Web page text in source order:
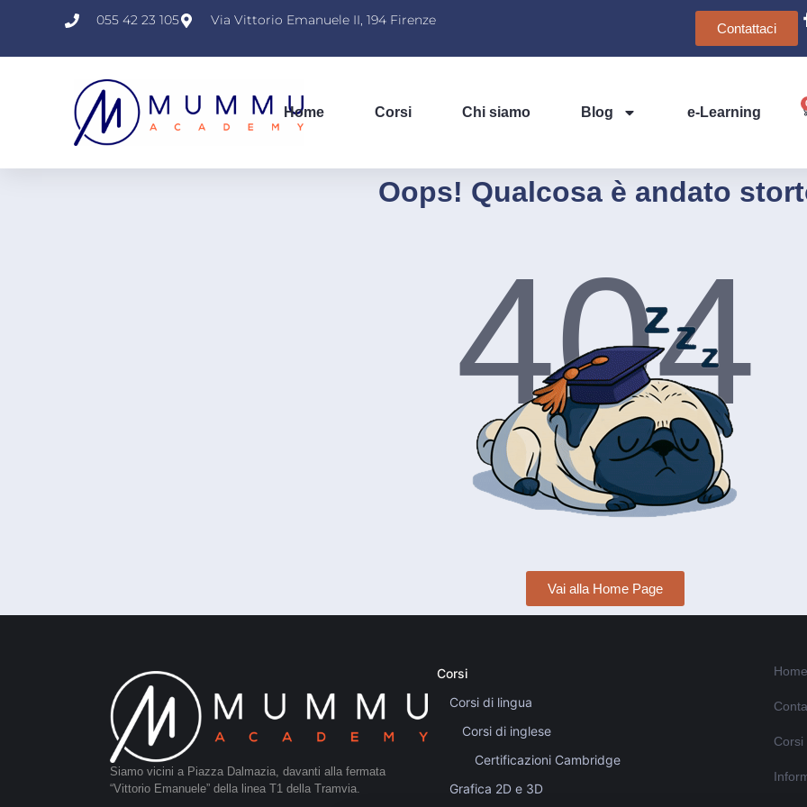
055 42 23 105 Via Vittorio Emanuele II, 194 Firenze
Contattaci
Home Corsi Chi siamo Blog e-Learning
Oops! Qualcosa è andato
404
Vai alla Home Page
Siamo vicini a Piazza Dalmazia, davanti alla fermata
“Vittorio Emanuele” della linea T1 della Tramvia.
Corsi
Corsi di lingua
Corsi di inglese
Certificazioni Cambridge
Grafica 2D e 3D
Corsi